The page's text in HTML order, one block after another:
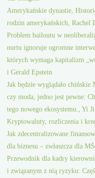
Amerykańskie dynastie,
rodzin amerykańskich, Rachel
Problem bailoutu w
nurtu ignoruje ogromne
których wymaga kapitalizm
i Gerald Epstein
Jak będzie wyglądało chińskie
czy moda, jedno jest pewne:
tego nowego ekosystemu., Yi
Kryptowaluty, rozliczenia i
Jak zdecentralizowane
dla biznesu – zwłaszcza dla
Przewodnik dla kadry
i związanym z nią ryzyku: